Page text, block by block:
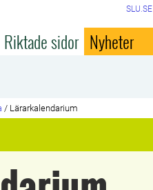
SLU.SE
Riktade sidor Nyheter
/ Lärarkalendarium